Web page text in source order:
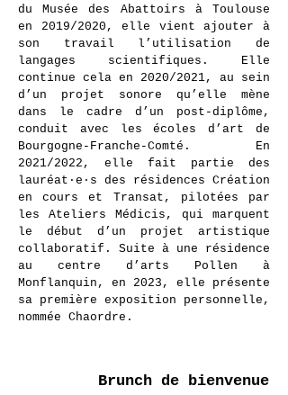
du Musée des Abattoirs à Toulouse
en 2019/2020, elle vient ajouter à
son travail l’utilisation de
langages scientifiques. Elle
continue cela en 2020/2021, au sein
d’un projet sonore qu’elle mène
dans le cadre d’un post-diplôme,
conduit avec les écoles d’art de
Bourgogne-Franche-Comté. En
2021/2022, elle fait partie des
lauréat·e·s des résidences Création
en cours et Transat, pilotées par
les Ateliers Médicis, qui marquent
le début d’un projet artistique
collaboratif. Suite à une résidence
au centre d’arts Pollen à
Monflanquin, en 2023, elle présente
sa première exposition personnelle,
nommée Chaordre.
Brunch de bienvenue